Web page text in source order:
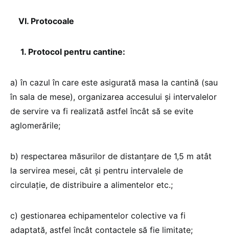
VI. Protocoale
1. Protocol pentru cantine:
a) în cazul în care este asigurată masa la cantină (sau
în sala de mese), organizarea accesului şi intervalelor
de servire va fi realizată astfel încât să se evite
aglomerările;
b) respectarea măsurilor de distanţare de 1,5 m atât
la servirea mesei, cât şi pentru intervalele de
circulaţie, de distribuire a alimentelor etc.;
c) gestionarea echipamentelor colective va fi
adaptată, astfel încât contactele să fie limitate;